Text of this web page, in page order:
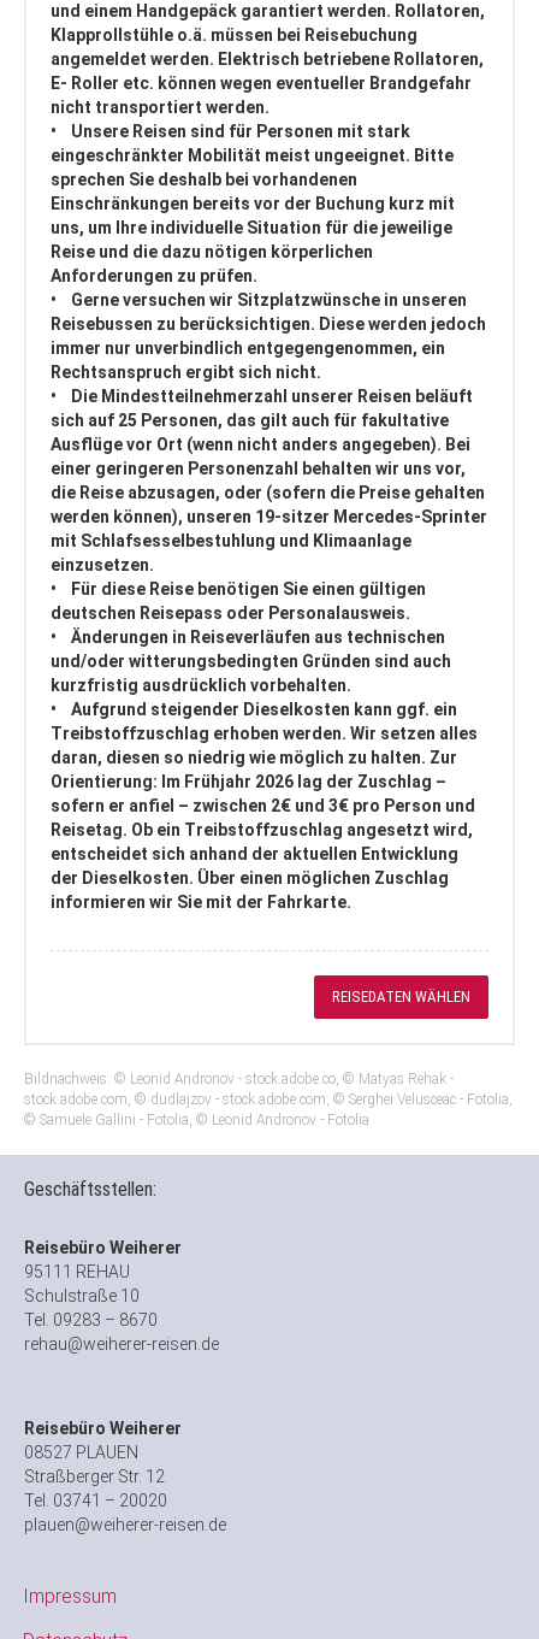
und einem Handgepäck garantiert werden. Rollatoren,
Klapprollstühle o.ä. müssen bei Reisebuchung
angemeldet werden. Elektrisch betriebene Rollatoren,
E- Roller etc. können wegen eventueller Brandgefahr
nicht transportiert werden.
• Unsere Reisen sind für Personen mit stark
eingeschränkter Mobilität meist ungeeignet. Bitte
sprechen Sie deshalb bei vorhandenen
Einschränkungen bereits vor der Buchung kurz mit
uns, um Ihre individuelle Situation für die jeweilige
Reise und die dazu nötigen körperlichen
Anforderungen zu prüfen.
• Gerne versuchen wir Sitzplatzwünsche in unseren
Reisebussen zu berücksichtigen. Diese werden jedoch
immer nur unverbindlich entgegengenommen, ein
Rechtsanspruch ergibt sich nicht.
• Die Mindestteilnehmerzahl unserer Reisen beläuft
sich auf 25 Personen, das gilt auch für fakultative
Ausflüge vor Ort (wenn nicht anders angegeben). Bei
einer geringeren Personenzahl behalten wir uns vor,
die Reise abzusagen, oder (sofern die Preise gehalten
werden können), unseren 19-sitzer Mercedes-Sprinter
mit Schlafsesselbestuhlung und Klimaanlage
einzusetzen.
• Für diese Reise benötigen Sie einen gültigen
deutschen Reisepass oder Personalausweis.
• Änderungen in Reiseverläufen aus technischen
und/oder witterungsbedingten Gründen sind auch
kurzfristig ausdrücklich vorbehalten.
• Aufgrund steigender Dieselkosten kann ggf. ein
Treibstoffzuschlag erhoben werden. Wir setzen alles
daran, diesen so niedrig wie möglich zu halten. Zur
Orientierung: Im Frühjahr 2026 lag der Zuschlag –
sofern er anfiel – zwischen 2€ und 3€ pro Person und
Reisetag. Ob ein Treibstoffzuschlag angesetzt wird,
entscheidet sich anhand der aktuellen Entwicklung
der Dieselkosten. Über einen möglichen Zuschlag
informieren wir Sie mit der Fahrkarte.
REISEDATEN WÄHLEN
Bildnachweis: © Leonid Andronov - stock.adobe.co, © Matyas Rehak -
stock.adobe.com, © dudlajzov - stock.adobe.com, © Serghei Velusceac - Fotolia,
© Samuele Gallini - Fotolia, © Leonid Andronov - Fotolia
Geschäftsstellen:
Reisebüro Weiherer
95111 REHAU
Schulstraße 10
Tel. 09283 – 8670
rehau@weiherer-reisen.de
Reisebüro Weiherer
08527 PLAUEN
Straßberger Str. 12
Tel. 03741 – 20020
plauen@weiherer-reisen.de
Impressum